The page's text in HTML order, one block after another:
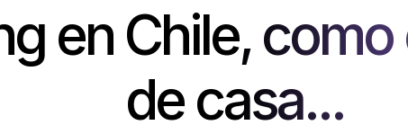
en Chile,
de casa...